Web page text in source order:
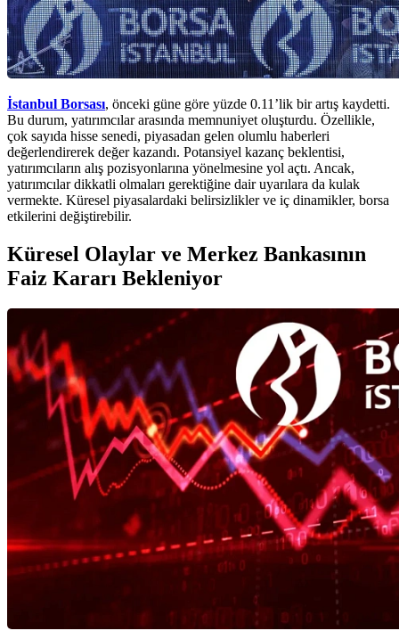
İstanbul Borsası, önceki güne göre yüzde 0.11’lik bir artış kaydetti.
Bu durum, yatırımcılar arasında memnuniyet oluşturdu. Özellikle,
çok sayıda hisse senedi, piyasadan gelen olumlu haberleri
değerlendirerek değer kazandı. Potansiyel kazanç beklentisi,
yatırımcıların alış pozisyonlarına yönelmesine yol açtı. Ancak,
yatırımcılar dikkatli olmaları gerektiğine dair uyarılara da kulak
vermekte. Küresel piyasalardaki belirsizlikler ve iç dinamikler, borsa
etkilerini değiştirebilir.
Küresel Olaylar ve Merkez Bankasının
Faiz Kararı Bekleniyor